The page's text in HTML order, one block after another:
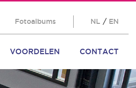
Fotoalbums NL / EN
VOORDELEN CONTACT